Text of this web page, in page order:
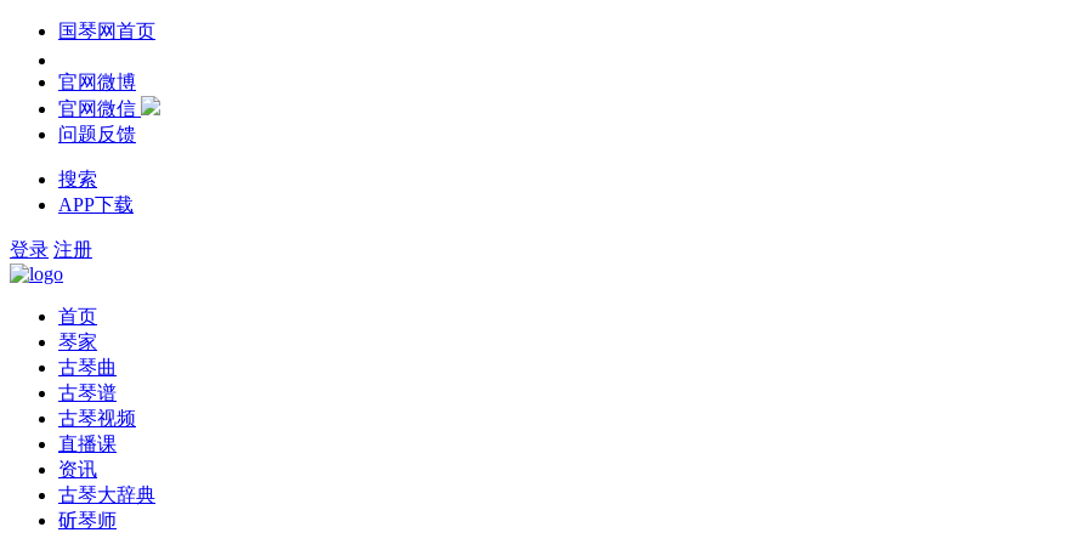
国琴网首页
官网微博
官网微信
问题反馈
搜索
APP下载
登录 注册
首页
琴家
古琴曲
古琴谱
古琴视频
直播课
资讯
古琴大辞典
斫琴师